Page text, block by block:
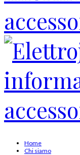
Home
Chi siamo